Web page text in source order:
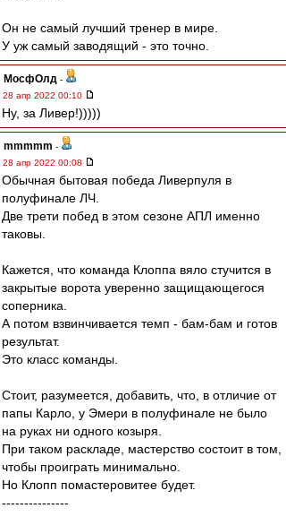
Он не самый лучший тренер в мире.
У уж самый заводящий - это точно.
МосфОлд -
28 апр 2022 00:10
Ну, за Ливер!)))))
mmmmm -
28 апр 2022 00:08
Обычная бытовая победа Ливерпуля в
полуфинале ЛЧ.
Две трети побед в этом сезоне АПЛ именно
таковы.
Кажется, что команда Клоппа вяло стучится в
закрытые ворота уверенно защищающегося
соперника.
А потом взвинчивается темп - бам-бам и готов
результат.
Это класс команды.
Стоит, разумеется, добавить, что, в отличие от
папы Карло, у Эмери в полуфинале не было
на руках ни одного козыря.
При таком раскладе, мастерство состоит в том,
чтобы проиграть минимально.
Но Клопп помастеровитее будет.
---------------